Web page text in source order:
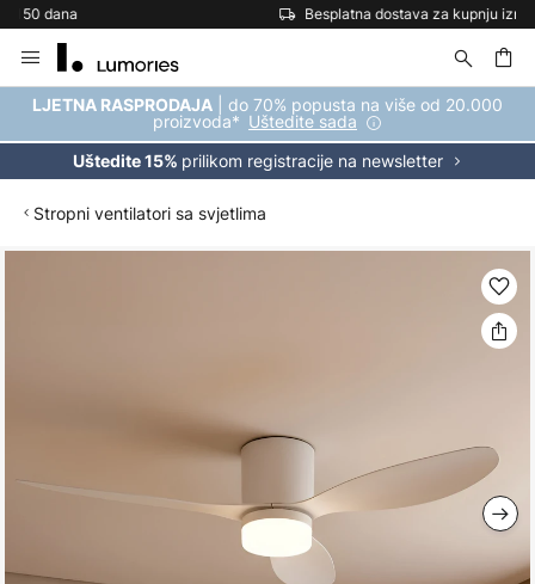
Besplatna dostava za kupnju iznad 69 €
to
Content
LJETNA RASPRODAJA | do 70% popusta na više od 20.000
proizvoda* Uštedite sada
Uštedite 15% prilikom registracije na newsletter
Stropni ventilatori sa svjetlima